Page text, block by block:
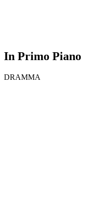
In Primo Piano
DRAMMA